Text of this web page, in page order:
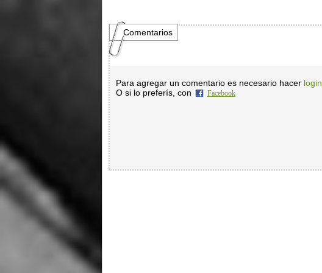
Comentarios
Para agregar un comentario es necesario hacer login.
O si lo preferís, con
Facebook